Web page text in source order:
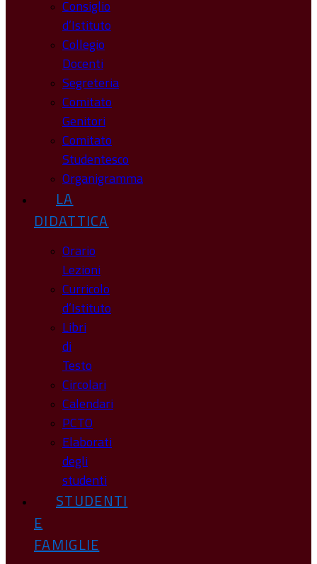
Consiglio
d’Istituto
Collegio
Docenti
Segreteria
Comitato
Genitori
Comitato
Studentesco
Organigramma
LA
DIDATTICA
Orario
Lezioni
Curricolo
d’Istituto
Libri
di
Testo
Circolari
Calendari
PCTO
Elaborati
degli
studenti
STUDENTI
E
FAMIGLIE